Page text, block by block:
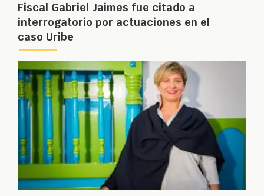
Fiscal Gabriel Jaimes fue citado a
interrogatorio por actuaciones en el
caso Uribe